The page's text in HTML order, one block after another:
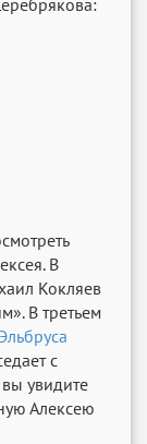
В
Кокляев
В третьем
Эльбруса
с
увидите
Алексею